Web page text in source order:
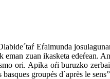
Eŕaimunda
zuan ikasketa edeŕean.
ori. Apika oŕi buruzko
groupés d`après le